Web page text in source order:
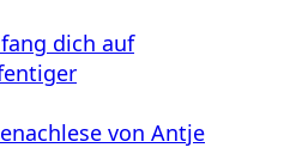
dich auf
von Antje